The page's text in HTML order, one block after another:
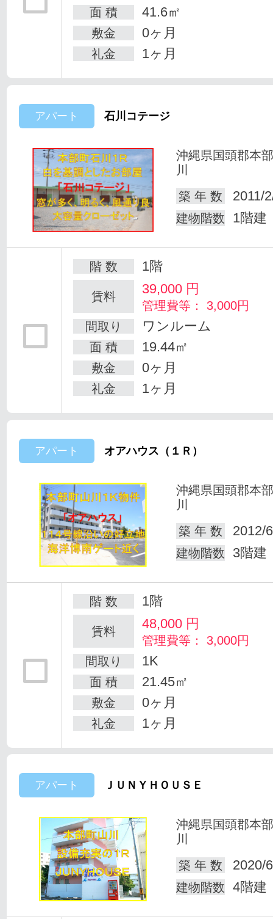
面 積 41.6㎡
敷金 0ヶ月
礼金 1ヶ月
アパート 石川コテージ
沖縄県国頭郡本
川
築 年 数
2011/
建物階数 1階建
階 数 1階
賃料 39,000 円
管理費等： 3,000円
間取り
ワンルーム
面 積 19.44㎡
敷金 0ヶ月
礼金 1ヶ月
アパート オアハウス（１Ｒ）
沖縄県国頭郡本
川
築 年 数
2012/
建物階数 3階建
階 数 1階
賃料 48,000 円
管理費等： 3,000円
間取り
1K
面 積 21.45㎡
敷金 0ヶ月
礼金 1ヶ月
アパート ＪＵＮＹＨＯＵＳＥ
沖縄県国頭郡本
川
築 年 数
2020/
建物階数 4階建